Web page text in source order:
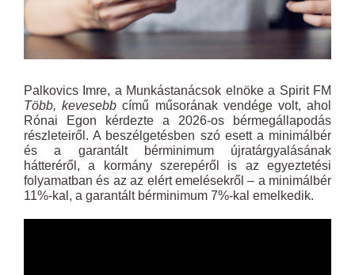
Palkovics Imre, a Munkástanácsok elnöke a Spirit FM
Több, kevesebb című műsorának vendége volt, ahol
Rónai Egon kérdezte a 2026-os bérmegállapodás
részleteiről. A beszélgetésben szó esett a minimálbér
és a garantált bérminimum újratárgyalásának
hátteréről, a kormány szerepéről is az egyeztetési
folyamatban és az az elért emelésekről – a minimálbér
11%-kal, a garantált bérminimum 7%-kal emelkedik.